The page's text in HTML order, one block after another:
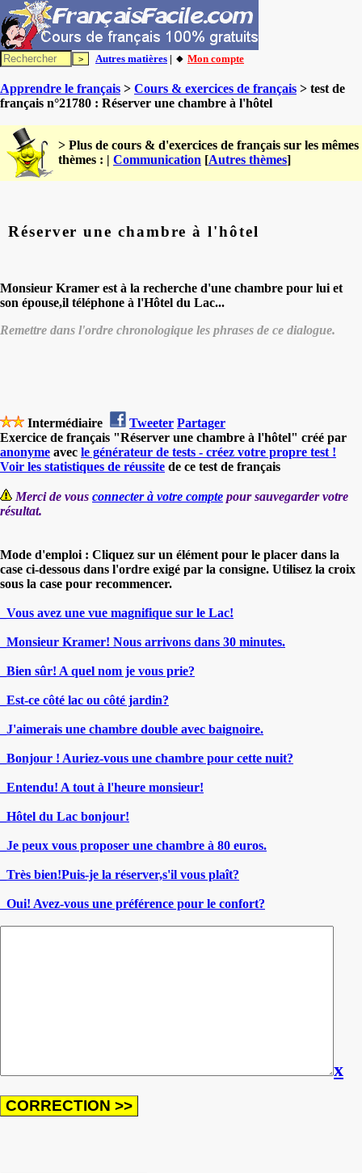
Autres matières | 🔸 Mon compte
Apprendre le français > Cours & exercices de français > test de
français n°21780 : Réserver une chambre à l'hôtel
> Plus de cours & d'exercices de français sur les mêmes
thèmes : | Communication [Autres thèmes]
Réserver une chambre à l'hôtel
Monsieur Kramer est à la recherche d'une chambre pour lui et
son épouse,il téléphone à l'Hôtel du Lac...
Remettre dans l'ordre chronologique les phrases de ce dialogue.
Intermédiaire Tweeter Partager
Exercice de français "Réserver une chambre à l'hôtel" créé par
anonyme avec le générateur de tests - créez votre propre test !
Voir les statistiques de réussite de ce test de français
Merci de vous connecter à votre compte pour sauvegarder votre
résultat.
Mode d'emploi : Cliquez sur un élément pour le placer dans la
case ci-dessous dans l'ordre exigé par la consigne. Utilisez la croix
sous la case pour recommencer.
_Vous avez une vue magnifique sur le Lac!
_Monsieur Kramer! Nous arrivons dans 30 minutes.
_Bien sûr! A quel nom je vous prie?
_Est-ce côté lac ou côté jardin?
_J'aimerais une chambre double avec baignoire.
_Bonjour ! Auriez-vous une chambre pour cette nuit?
_Entendu! A tout à l'heure monsieur!
_Hôtel du Lac bonjour!
_Je peux vous proposer une chambre à 80 euros.
_Très bien!Puis-je la réserver,s'il vous plaît?
_Oui! Avez-vous une préférence pour le confort?
x